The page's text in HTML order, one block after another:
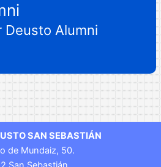
Deusto Alumni
SAN SEBASTIÁN
de Mundaiz, 50.